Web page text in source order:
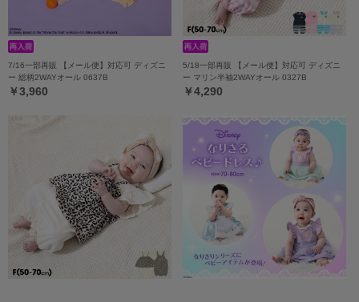
7/16一部再販 【メール便】対応可 ディズニ
ー 総柄2WAYオール 0637B
￥3,960
5/18一部再販 【メール便】対応可 ディズニ
ー マリン半袖2WAYオール 0327B
￥4,290